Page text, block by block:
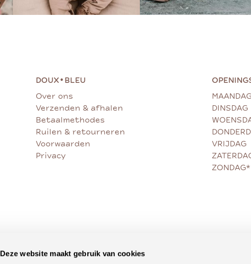
Deze website maakt gebruik van cookies
DOUX• BLEU
Over ons
Verzenden & afhalen
Betaalmethodes
Ruilen & retourneren
Voorwaarden
Privacy
DINSDAG
VRIJDAG
ZONDAG*